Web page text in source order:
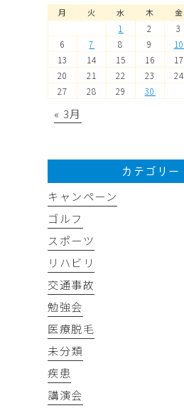
月 火 水 木 金
1 2 3
6
7 8 9 10
13
14 15 16 17
20
21 22 23 24
27
28 29 30
« 3月
カテゴリー
キャンペーン
ゴルフ
スポーツ
リハビリ
交通事故
勉強会
医療脱毛
未分類
疾患
講演会